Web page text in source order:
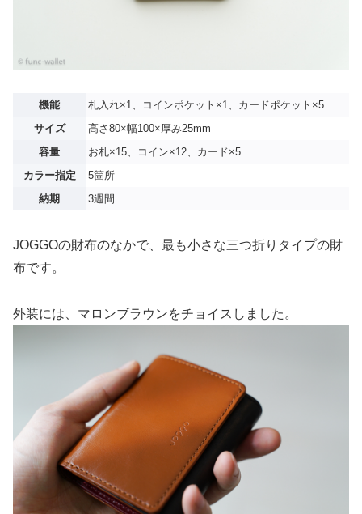
機能
札入れ×1、コインポケット×1、カードポケット×5
サイズ
高さ80×幅100×厚み25mm
容量
お札×15、コイン×12、カード×5
カラー指定
5箇所
納期
3週間
JOGGOの財布のなかで、最も小さな三つ折りタイプの財
布です。
外装には、マロンブラウンをチョイスしました。